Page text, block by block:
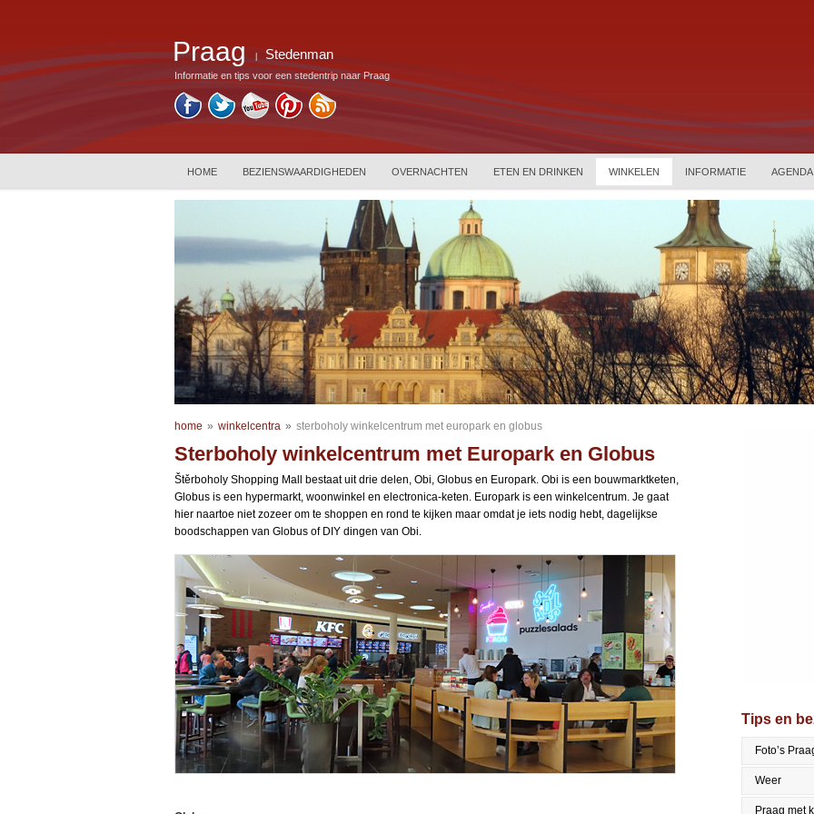
Praag Stedenman
Informatie en tips voor een stedentrip naar Praag
HOME BEZIENSWAARDIGHEDEN OVERNACHTEN ETEN EN DRINKEN WINKELEN INFORMATIE AGENDA
home » winkelcentra » sterboholy winkelcentrum met europark en globus
Sterboholy winkelcentrum met Europark en Globus
Štěrboholy Shopping Mall bestaat uit drie delen, Obi, Globus en Europark. Obi is een bouwmarktketen,
Globus is een hypermarkt, woonwinkel en electronica-keten. Europark is een winkelcentrum. Je gaat
hier naartoe niet zozeer om te shoppen en rond te kijken maar omdat je iets nodig hebt, dagelijkse
boodschappen van Globus of DIY dingen van Obi.
Tips en
Foto’s
Weer
Praag met